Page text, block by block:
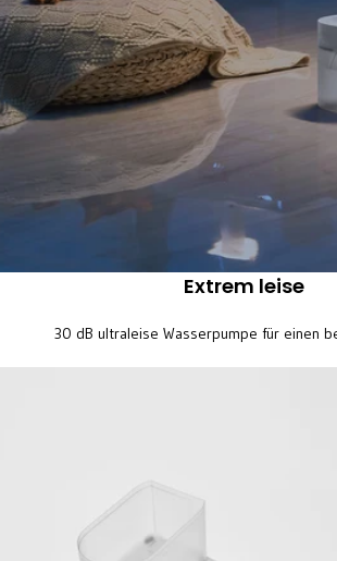
Extrem leise
30 dB ultraleise Wasserpumpe für einen